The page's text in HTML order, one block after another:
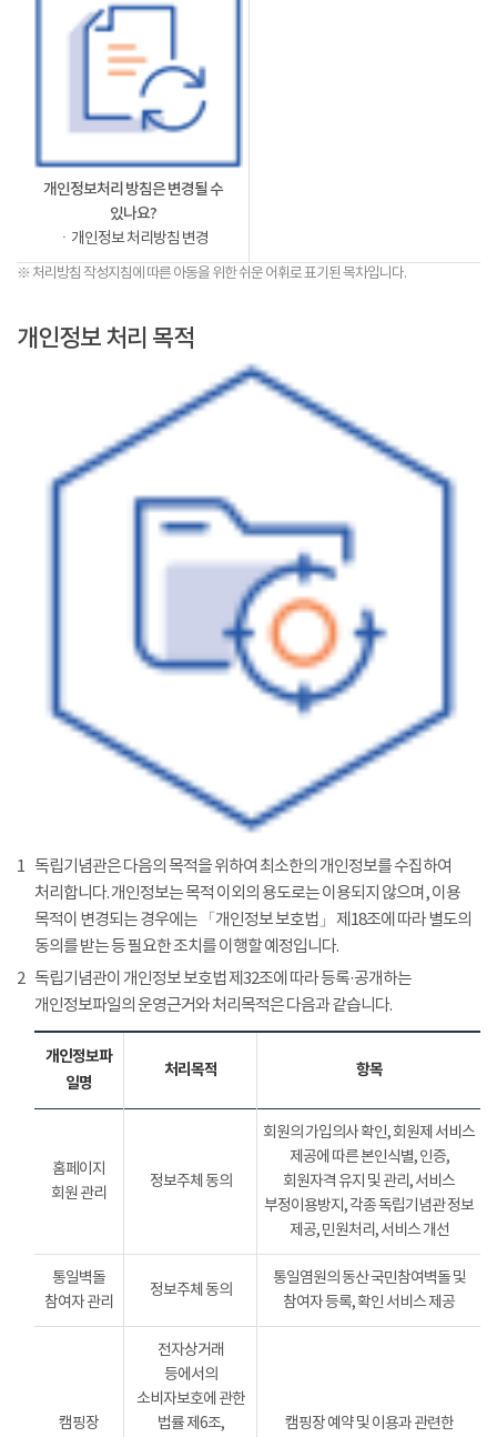
개인정보처리 방침은 변경될 수
있나요?
ㆍ개인정보 처리방침 변경
※ 처리방침 작성지침에 따른 아동을 위한 쉬운 어휘로 표기된 목차입니다.
개인정보 처리 목적
1 독립기념관은 다음의 목적을 위하여 최소한의 개인정보를 수집하여
처리합니다. 개인정보는 목적 이외의 용도로는 이용되지 않으며, 이용
목적이 변경되는 경우에는 「개인정보 보호법」 제18조에 따라 별도의
동의를 받는 등 필요한 조치를 이행할 예정입니다.
2 독립기념관이 개인정보 보호법 제32조에 따라 등록·공개하는
개인정보파일의 운영근거와 처리목적은 다음과 같습니다.
개인정보파
일명
처리목적 항목
홈페이지
회원 관리
정보주체 동의
회원의 가입의사 확인, 회원제 서비스
제공에 따른 본인식별, 인증,
회원자격 유지 및 관리, 서비스
부정이용방지, 각종 독립기념관 정보
제공, 민원처리, 서비스 개선
통일벽돌
참여자 관리
정보주체 동의
통일염원의 동산 국민참여벽돌 및
참여자 등록, 확인 서비스 제공
캠핑장
전자상거래
등에서의
소비자보호에 관한
법률 제6조,
캠핑장 예약 및 이용과 관련한